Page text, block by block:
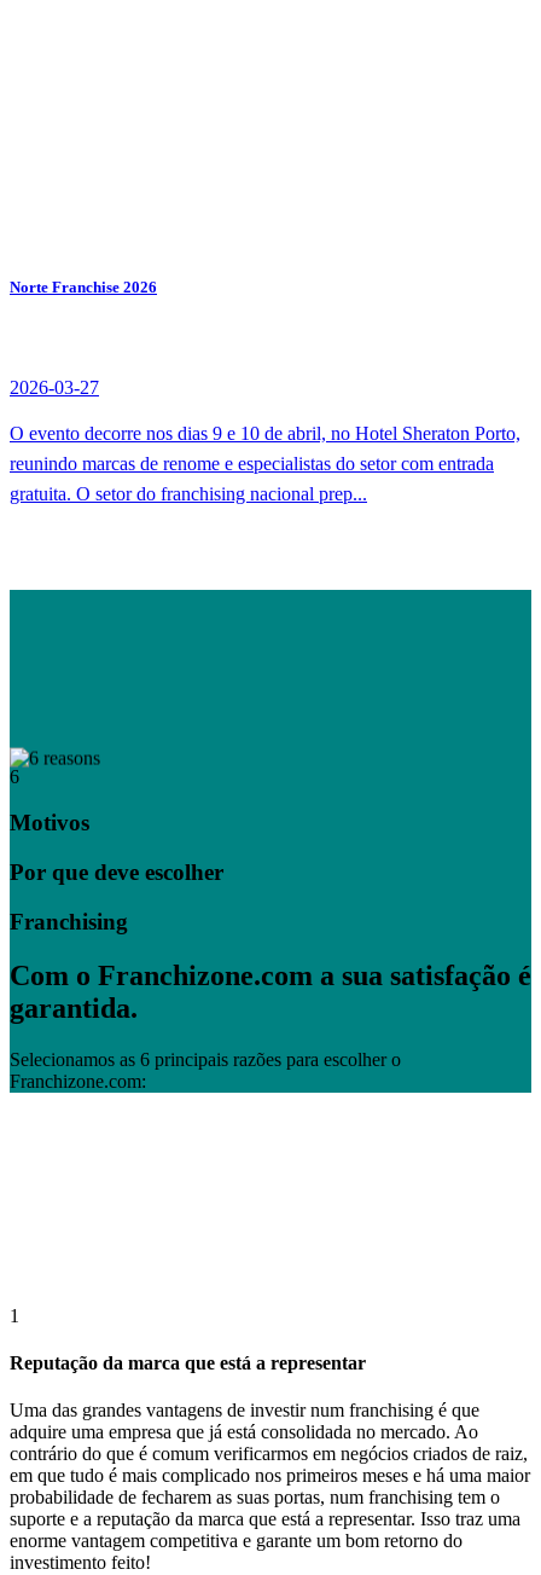
Norte Franchise 2026
2026-03-27
O evento decorre nos dias 9 e 10 de abril, no Hotel Sheraton Porto,
reunindo marcas de renome e especialistas do setor com entrada
gratuita. O setor do franchising nacional prep...
6
Motivos
Por que deve escolher
Franchising
Com o Franchizone.com a sua satisfação é
garantida.
Selecionamos as 6 principais razões para escolher o
Franchizone.com:
1
Reputação da marca que está a representar
Uma das grandes vantagens de investir num franchising é que
adquire uma empresa que já está consolidada no mercado. Ao
contrário do que é comum verificarmos em negócios criados de raiz,
em que tudo é mais complicado nos primeiros meses e há uma maior
probabilidade de fecharem as suas portas, num franchising tem o
suporte e a reputação da marca que está a representar. Isso traz uma
enorme vantagem competitiva e garante um bom retorno do
investimento feito!